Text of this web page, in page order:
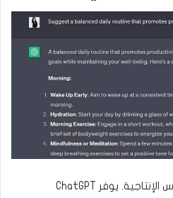
الإدارة الفعالة للوقت هي أساس الإنتاجية. يوفر ChatGPT